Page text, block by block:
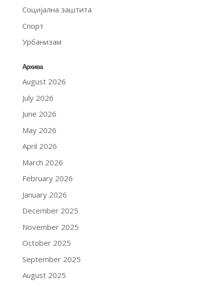
Социјална заштита
Спорт
Урбанизам
Архива
August 2026
July 2026
June 2026
May 2026
April 2026
March 2026
February 2026
January 2026
December 2025
November 2025
October 2025
September 2025
August 2025